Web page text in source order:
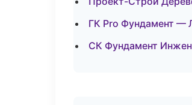
ГК Pro Фундамент —
СК Фундамент